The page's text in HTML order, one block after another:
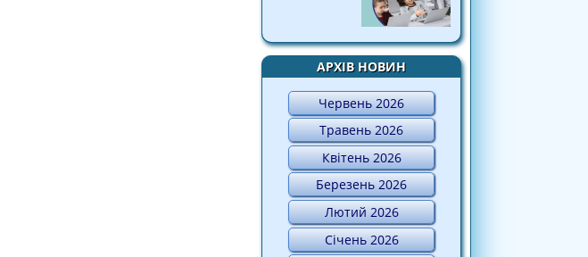
АРХІВ НОВИН
Червень 2026
Травень 2026
Квітень 2026
Березень 2026
Лютий 2026
Січень 2026